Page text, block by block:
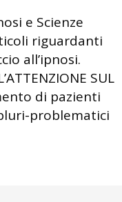
e Scienze
riguardanti
all’ipnosi.
SUL
di pazienti
problematici